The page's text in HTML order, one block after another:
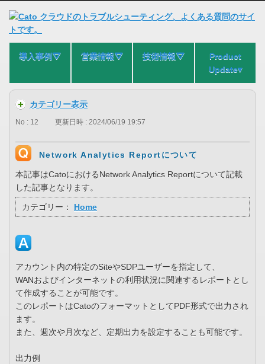
導入事例⛛ 営業情報⛛ 技術情報⛛
Product
Update▾
カテゴリー表示
No : 12 更新日時 : 2024/06/19 19:57
Network Analytics Reportについて
本記事はCatoにおけるNetwork Analytics Reportについて記載
した記事となります。
カテゴリー： Home
アカウント内の特定のSiteやSDPユーザーを指定して、
WANおよびインターネットの利用状況に関連するレポートとし
て作成することが可能です。
このレポートはCatoのフォーマットとしてPDF形式で出力され
ます。
また、週次や月次など、定期出力を設定することも可能です。
出力例